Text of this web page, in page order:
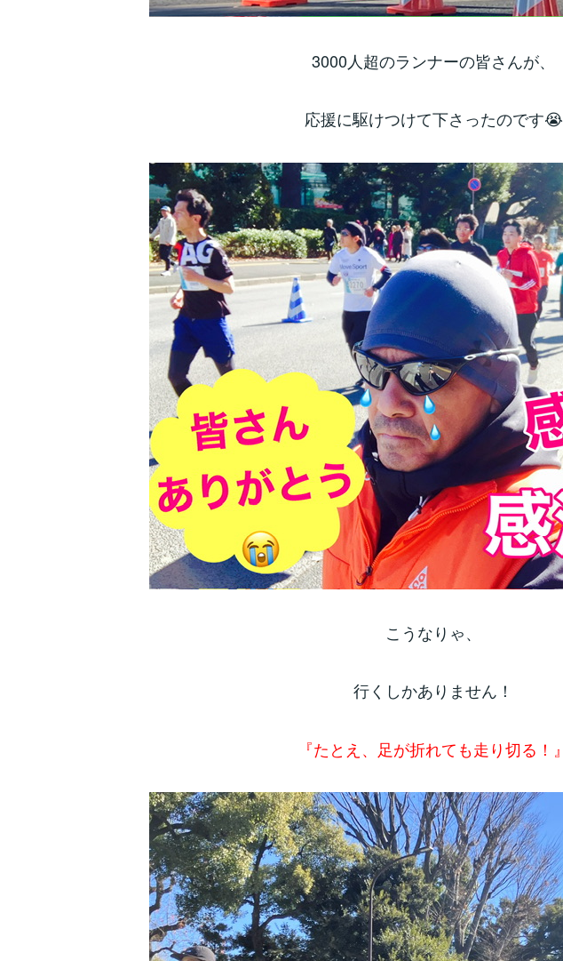
3000人超のランナーの皆さんが、
応援に駆けつけて下さったのです😭
こうなりゃ、
行くしかありません！
『たとえ、足が折れても走り切る！』